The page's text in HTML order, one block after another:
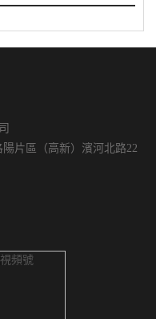
片區（高新）濱河北路22